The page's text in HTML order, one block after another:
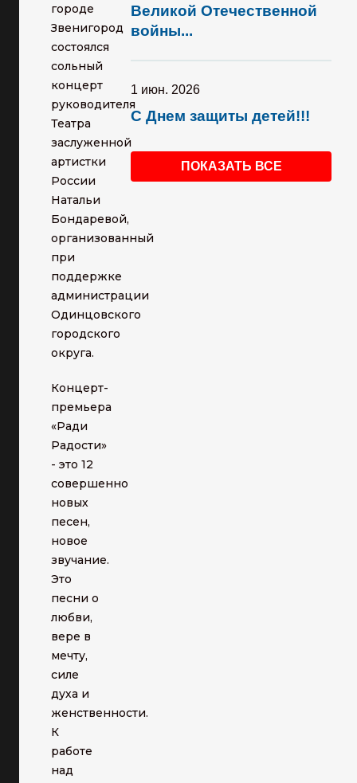
городе
Звенигород
состоялся
сольный
концерт
руководителя
Театра
заслуженной
артистки
России
Натальи
Бондаревой,
организованный
при
поддержке
администрации
Одинцовского
городского
округа.
Концерт-
премьера
«Ради
Радости»
- это 12
совершенно
новых
песен,
новое
звучание.
Это
песни о
любви,
вере в
мечту,
силе
духа и
женственности.
К
работе
над
Великой Отечественной
войны...
1 июн. 2026
С Днем защиты детей!!!
ПОКАЗАТЬ ВСЕ